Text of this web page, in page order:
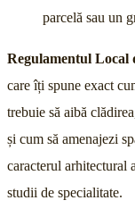
parcelă sau un
Regulamentul
care îți spune exact
trebuie să aibă
și cum să amenajezi
caracterul arhitectural
studii de specialitate.